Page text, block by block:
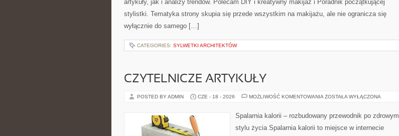
artykuły, jak i analizy trendów. Polecam DIY i kreatywny makijaż i Poradnik początkującej
stylistki. Tematyka strony skupia się przede wszystkim na makijażu, ale nie ogranicza się
wyłącznie do samego […]
CATEGORIES: SYLWETKI ARCHITEKTÓW
CZYTELNICZE ARTYKUŁY
POSTED BY ADMIN CZE - 18 - 2026 MOŻLIWOŚĆ KOMENTOWANIA CZYTELNICZE
ZOSTAŁA WYŁĄCZONA
Spalarnia kalorii – rozbudowany przewodnik po zdrowym
stylu życia Spalarnia kalorii to miejsce w internecie